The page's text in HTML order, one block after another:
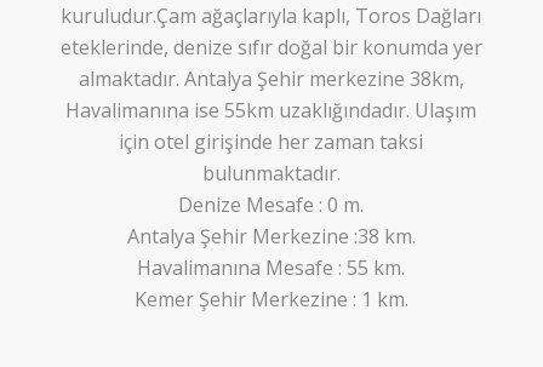
kuruludur.Çam ağaçlarıyla kaplı, Toros Dağları
eteklerinde, denize sıfır doğal bir konumda yer
almaktadır. Antalya Şehir merkezine 38km,
Havalimanına ise 55km uzaklığındadır. Ulaşım
için otel girişinde her zaman taksi
bulunmaktadır.
Denize Mesafe : 0 m.
Antalya Şehir Merkezine :38 km.
Havalimanına Mesafe : 55 km.
Kemer Şehir Merkezine : 1 km.